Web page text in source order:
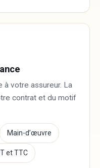
à votre assureur. La
contrat et du motif
Main-d’œuvre
et TTC